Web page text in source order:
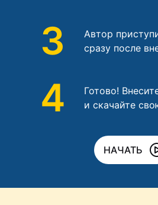
3
Автор
сразу после
4
Готово!
и скачайте
НАЧАТЬ